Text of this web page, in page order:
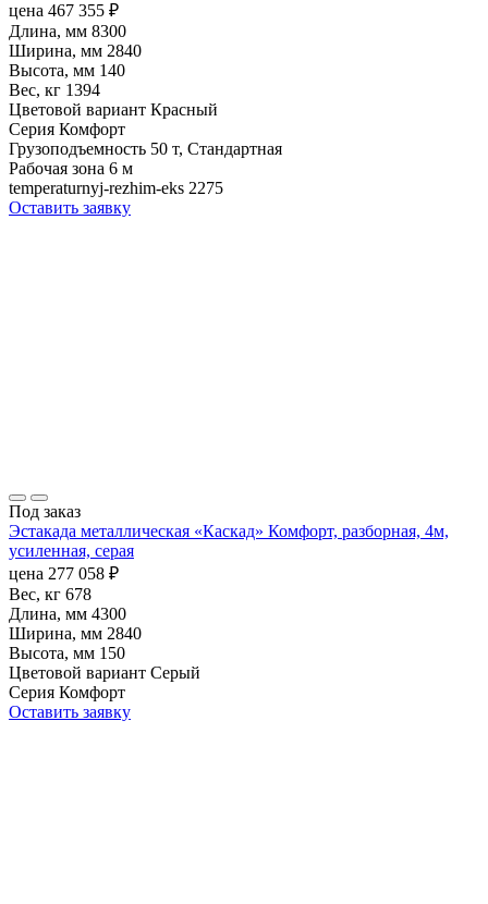
цена 467 355 ₽
Длина, мм 8300
Ширина, мм 2840
Высота, мм 140
Вес, кг 1394
Цветовой вариант Красный
Серия Комфорт
Грузоподъемность 50 т, Стандартная
Рабочая зона 6 м
temperaturnyj-rezhim-eks 2275
Оставить заявку
Под заказ
Эстакада металлическая «Каскад» Комфорт, разборная, 4м,
усиленная, серая
цена 277 058 ₽
Вес, кг 678
Длина, мм 4300
Ширина, мм 2840
Высота, мм 150
Цветовой вариант Серый
Серия Комфорт
Оставить заявку